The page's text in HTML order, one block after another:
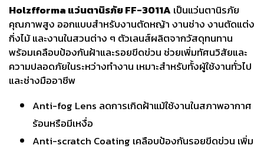
Holzfforma แว่นตานิรภัย FF-3011A เป็นแว่นตานิรภัย
คุณภาพสูง ออกแบบสำหรับงานตัดหญ้า งานช่าง งานตัดแต่ง
กิ่งไม้ และงานในสวนต่าง ๆ ตัวเลนส์ผลิตจากวัสดุทนทาน
พร้อมเคลือบป้องกันฝ้าและรอยขีดข่วน ช่วยเพิ่มทัศนวิสัยและ
ความปลอดภัยในระหว่างทำงาน เหมาะสำหรับทั้งผู้ใช้งานทั่วไป
และช่างมืออาชีพ
Anti-fog Lens ลดการเกิดฝ้าแม้ใช้งานในสภาพอากาศ
ร้อนหรือมีเหงื่อ
Anti-scratch Coating เคลือบป้องกันรอยขีดข่วน เพิ่ม